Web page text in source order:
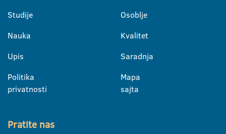
Studije
Nauka
Upis
Politika
privatnosti
Osoblje
Kvalitet
Saradnja
Mapa
sajta
Pratite nas